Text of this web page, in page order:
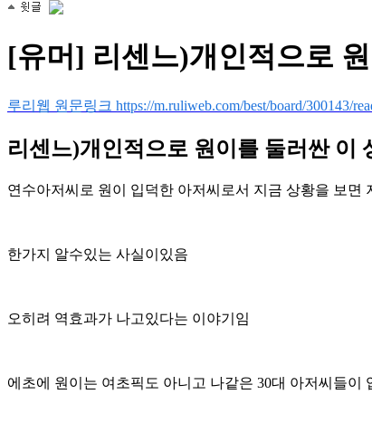
[유머] 리센느)개인적으로
루리웹 원문링크 https://m.ruliweb.com/best/board/300143/
리센느)개인적으로 원이를 둘러싼 이
연수아저씨로 원이 입덕한 아저씨로서 지금 상황을 보면
한가지 알수있는 사실이있음
오히려 역효과가 나고있다는 이야기임
에초에 원이는 여초픽도 아니고 나같은 30대 아저씨들이